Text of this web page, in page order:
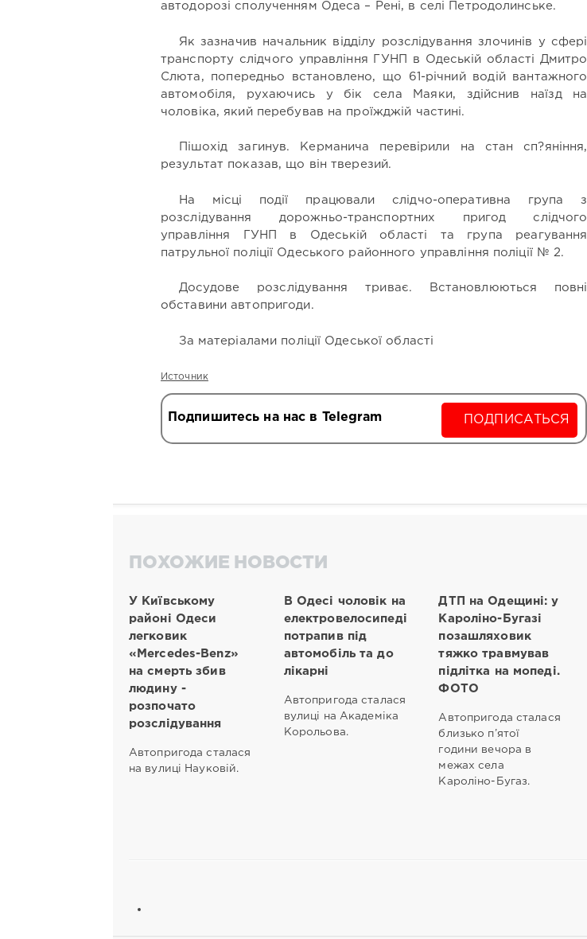
автодорозі сполученням Одеса – Рені, в селі Петродолинське.
Як зазначив начальник відділу розслідування злочинів у сфері
транспорту слідчого управління ГУНП в Одеській області Дмитро
Слюта, попередньо встановлено, що 61-річний водій вантажного
автомобіля, рухаючись у бік села Маяки, здійснив наїзд на
чоловіка, який перебував на проїжджій частині.
Пішохід загинув. Керманича перевірили на стан сп?яніння,
результат показав, що він тверезий.
На місці події працювали слідчо-оперативна група з
розслідування дорожньо-транспортних пригод слідчого
управління ГУНП в Одеській області та група реагування
патрульної поліції Одеського районного управління поліції № 2.
Досудове розслідування триває. Встановлюються повні
обставини автопригоди.
За матеріалами поліції Одеської області
Источник
Подпишитесь на нас в Telegram ПОДПИСАТЬСЯ
ПОХОЖИЕ НОВОСТИ
У Київському
районі Одеси
легковик
«Mercedes-Benz»
на смерть збив
людину -
розпочато
розслідування
Автопригода сталася
на вулиці Науковій.
В Одесі чоловік на
електровелосипеді
потрапив під
автомобіль та до
лікарні
Автопригода сталася
вулиці на Академіка
Корольова.
ДТП на Одещині: у
Кароліно-Бугазі
позашляховик
тяжко травмував
підлітка на мопеді.
ФОТО
Автопригода сталася
близько п’ятої
години вечора в
межах села
Кароліно-Бугаз.